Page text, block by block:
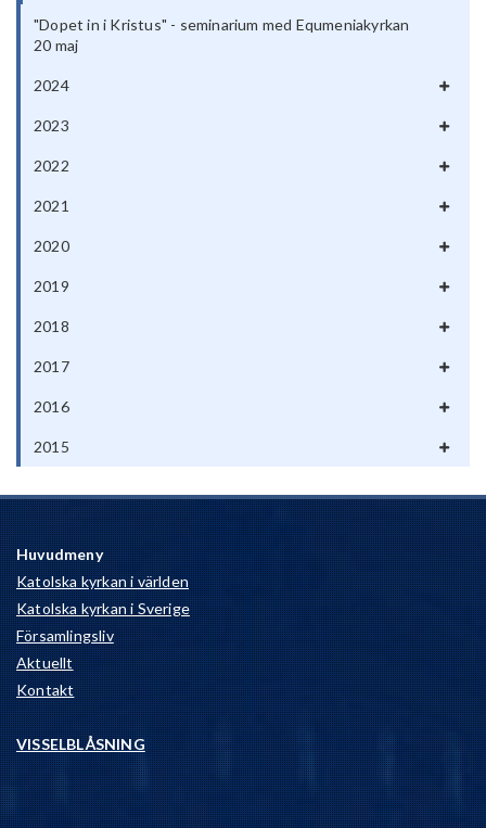
"Dopet in i Kristus" - seminarium med Equmeniakyrkan
20 maj
2024
2023
2022
2021
2020
2019
2018
2017
2016
2015
Huvudmeny
Katolska kyrkan i världen
Katolska kyrkan i Sverige
Församlingsliv
Aktuellt
Kontakt
VISSELBLÅSNING